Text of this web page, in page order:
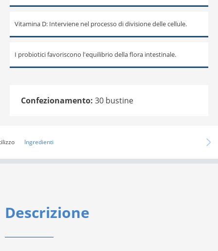
Vitamina D: Interviene nel processo di divisione delle cellule.
I probiotici favoriscono l'equilibrio della flora intestinale.
Confezionamento: 30 bustine
Ingredienti
Descrizione